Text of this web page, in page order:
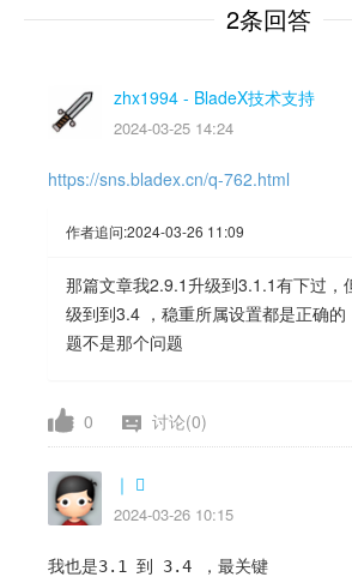
2条回答
zhx1994 - BladeX技术支持
2024-03-25 14:24
https://sns.bladex.cn/q-762.html
作者追问:2024-03-26 11:09
那篇文章我2.9.1升级到3.1.1有下过，
级到到3.4 ，稳重所属设置都是正确的
题不是那个问题
0 讨论(0)
｜ ⃢
2024-03-26 10:15
我也是3.1 到 3.4 ，最关键